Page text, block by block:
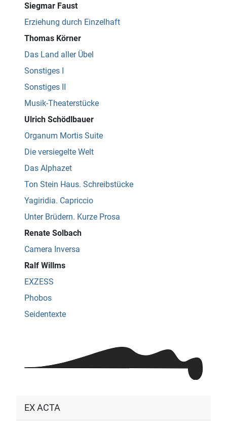
Siegmar Faust
Erziehung durch Einzelhaft
Thomas Körner
Das Land aller Übel
Sonstiges I
Sonstiges II
Musik-Theaterstücke
Ulrich Schödlbauer
Organum Mortis Suite
Die versiegelte Welt
Das Alphazet
Ton Stein Haus. Schreibstücke
Yagiridia. Capriccio
Unter Brüdern. Kurze Prosa
Renate Solbach
Camera Inversa
Ralf Willms
EXZESS
Phobos
Seidentexte
EX ACTA